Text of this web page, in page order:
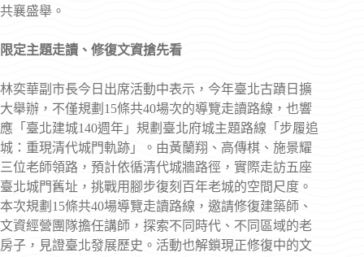
共襄盛舉。
限定主題走讀、修復文資搶先看
林奕華副市長今日出席活動中表示，今年臺北古蹟日擴
大舉辦，不僅規劃15條共40場次的導覽走讀路線，也響
應「臺北建城140週年」規劃臺北府城主題路線「步履追
城：重現清代城門軌跡」。由黃蘭翔、高傳棋、施景耀
三位老師領路，預計依循清代城牆路徑，實際走訪五座
臺北城門舊址，挑戰用腳步復刻百年老城的空間尺度。
本次規劃15條共40場導覽走讀路線，邀請修復建築師、
文資經營團隊擔任講師，探索不同時代、不同區域的老
房子，見證臺北發展歷史。活動也解鎖現正修復中的文